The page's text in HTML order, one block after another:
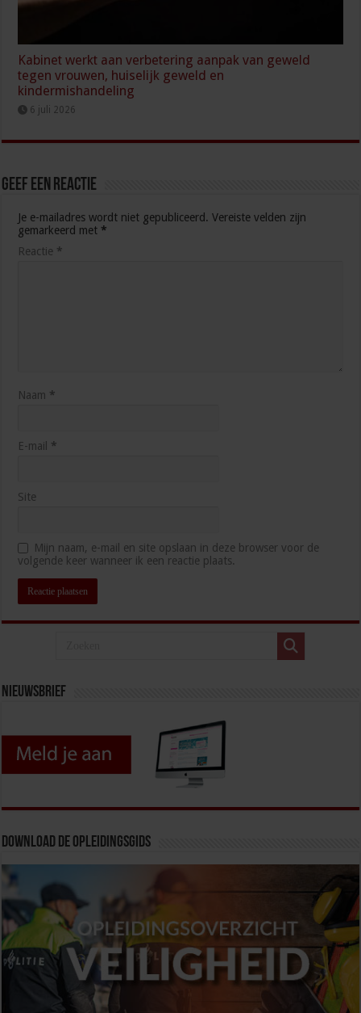
Kabinet werkt aan verbetering aanpak van geweld
tegen vrouwen, huiselijk geweld en
kindermishandeling
6 juli 2026
Geef een reactie
Je e-mailadres wordt niet gepubliceerd. Vereiste velden zijn
gemarkeerd met *
Reactie *
Naam *
E-mail *
Site
Mijn naam, e-mail en site opslaan in deze browser voor de
volgende keer wanneer ik een reactie plaats.
Nieuwsbrief
Download de opleidingsgids